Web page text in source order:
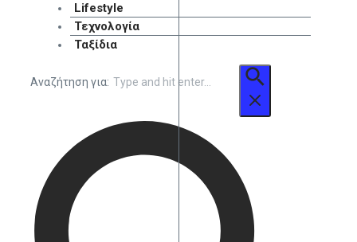
Lifestyle
Τεχνολογία
Ταξίδια
Αναζήτηση για: